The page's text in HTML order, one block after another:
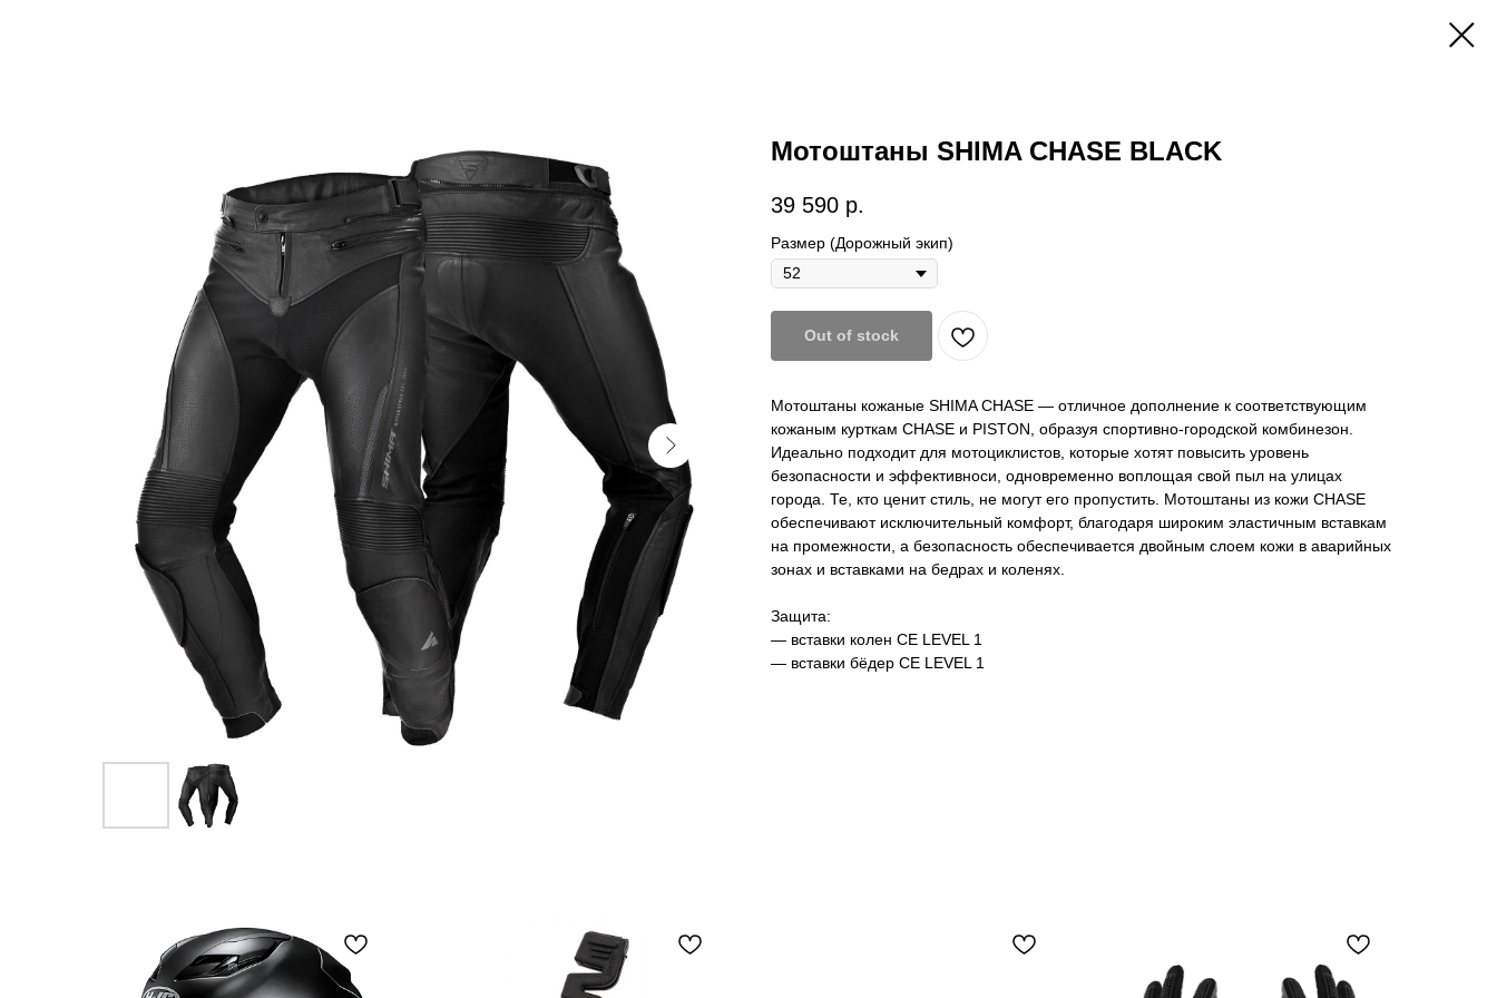
Мотоштаны SHIMA CHASE BLACK
39 590 р.
Размер (Дорожный экип)
Out of stock
Мотоштаны кожаные SHIMA CHASE — отличное дополнение к соответствующим
кожаным курткам CHASE и PISTON, образуя спортивно-городской комбинезон.
Идеально подходит для мотоциклистов, которые хотят повысить уровень
безопасности и эффективноси, одновременно воплощая свой пыл на улицах
города. Те, кто ценит стиль, не могут его пропустить. Мотоштаны из кожи CHASE
обеспечивают исключительный комфорт, благодаря широким эластичным вставкам
на промежности, а безопасность обеспечивается двойным слоем кожи в аварийных
зонах и вставками на бедрах и коленях.
Защита:
— вставки колен CE LEVEL 1
— вставки бёдер CE LEVEL 1